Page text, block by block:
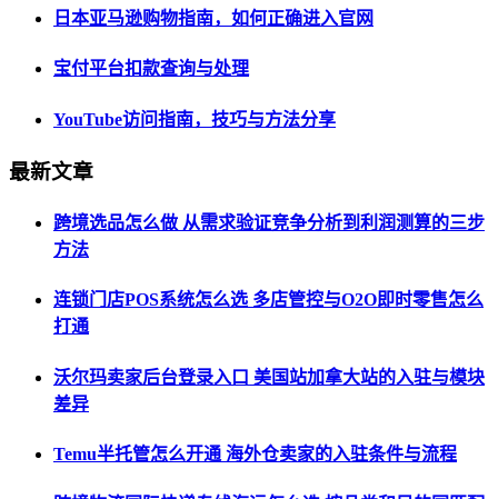
日本亚马逊购物指南，如何正确进入官网
宝付平台扣款查询与处理
YouTube访问指南，技巧与方法分享
最新文章
跨境选品怎么做 从需求验证竞争分析到利润测算的三步
方法
连锁门店POS系统怎么选 多店管控与O2O即时零售怎么
打通
沃尔玛卖家后台登录入口 美国站加拿大站的入驻与模块
差异
Temu半托管怎么开通 海外仓卖家的入驻条件与流程